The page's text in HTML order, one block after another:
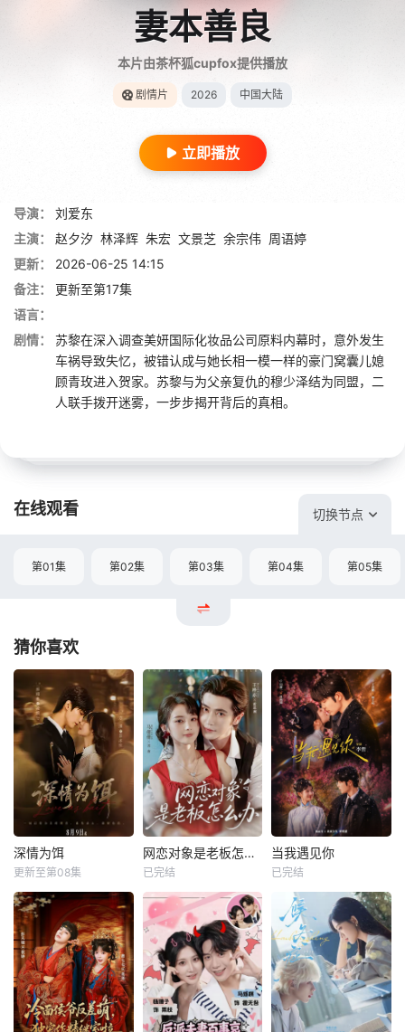
妻本善良
本片由茶杯狐cupfox提供播放
剧情片 2026 中国大陆
立即播放
导演：
刘爱东
主演：
赵夕汐 林泽辉 朱宏 文景芝 余宗伟 周语婷
更新：
2026-06-25 14:15
备注：
更新至第17集
语言：
剧情：
苏黎在深入调查美妍国际化妆品公司原料内幕时，意外发生
车祸导致失忆，被错认成与她长相一模一样的豪门窝囊儿媳
顾青玫进入贺家。苏黎与为父亲复仇的穆少泽结为同盟，二
人联手拨开迷雾，一步步揭开背后的真相。
在线观看 切换节点
第01集 第02集 第03集 第04集 第05集
猜你喜欢
深情为饵
更新至第08集
网恋对象是老板怎么办
已完结
当我遇见你
已完结